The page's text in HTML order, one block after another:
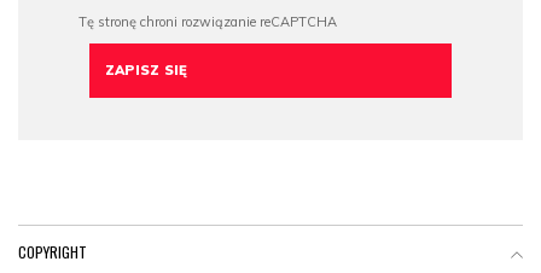
COPYRIGHT